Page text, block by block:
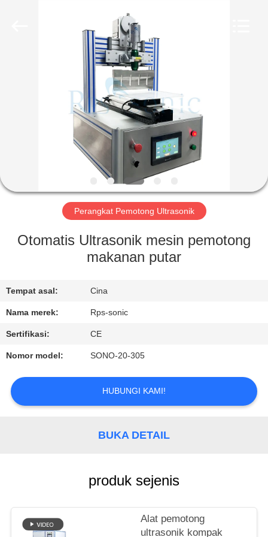
PRODUK
TENTANG
TUR
HUBUNGI
KAMI
KASUS
KEBIJAKAN
Perangkat Pemotong Ultrasonik
Otomatis Ultrasonik mesin pemotong
makanan putar
Tempat asal: Cina
Nama merek: Rps-sonic
Sertifikasi: CE
Nomor model: SONO-20-305
HUBUNGI KAMI!
BUKA DETAIL
produk sejenis
Alat pemotong
ultrasonik kompak